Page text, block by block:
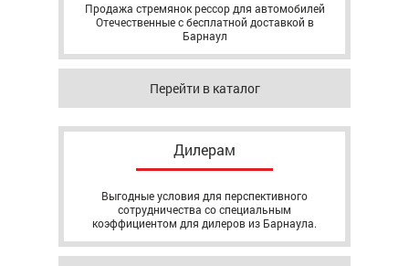
Продажа стремянок рессор для автомобилей
Отечественные с бесплатной доставкой в
Барнаул
Перейти в каталог
Дилерам
Выгодные условия для перспективного
сотрудничества со специальным
коэффициентом для дилеров из Барнаула.